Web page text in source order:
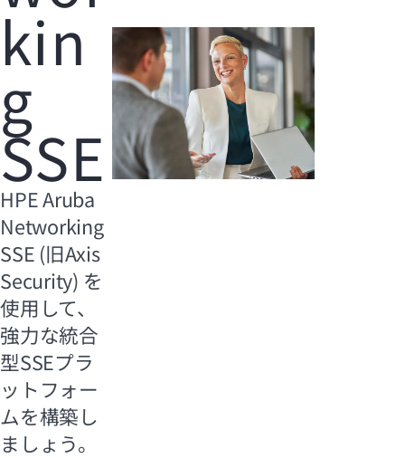
kin
g
SSE
HPE Aruba
Networking
SSE (旧Axis
Security) を
使用して、
強力な統合
型SSEプラ
ットフォー
ムを構築し
ましょう。